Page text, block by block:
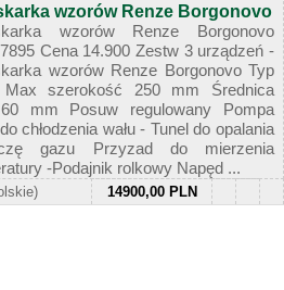
wzorów Renze Borgonovo
wzorów Renze Borgonovo
Cena 14.900 Zestw 3 urządzeń -
wzorów Renze Borgonovo Typ
Max szerokość 250 mm Średnica
60 mm Posuw regulowany Pompa
chłodzenia wału - Tunel do opalania
gazu Przyzad do mierzenia
-Podajnik rolkowy Napęd ...
14900,00 PLN